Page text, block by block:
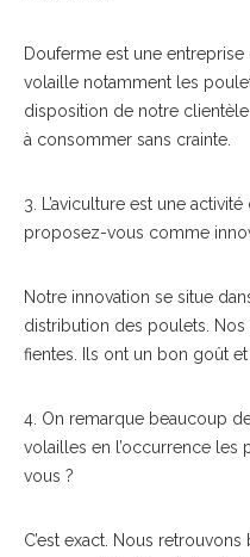
Douferme est une
volaille notamment les
disposition de notre
à consommer sans crainte.
3. L’aviculture est une
proposez-vous comme
Notre innovation se situe
distribution des poulets.
fientes. Ils ont un bon goût et
4. On remarque beaucoup
volailles en l’occurrence
vous ?
C’est exact. Nous